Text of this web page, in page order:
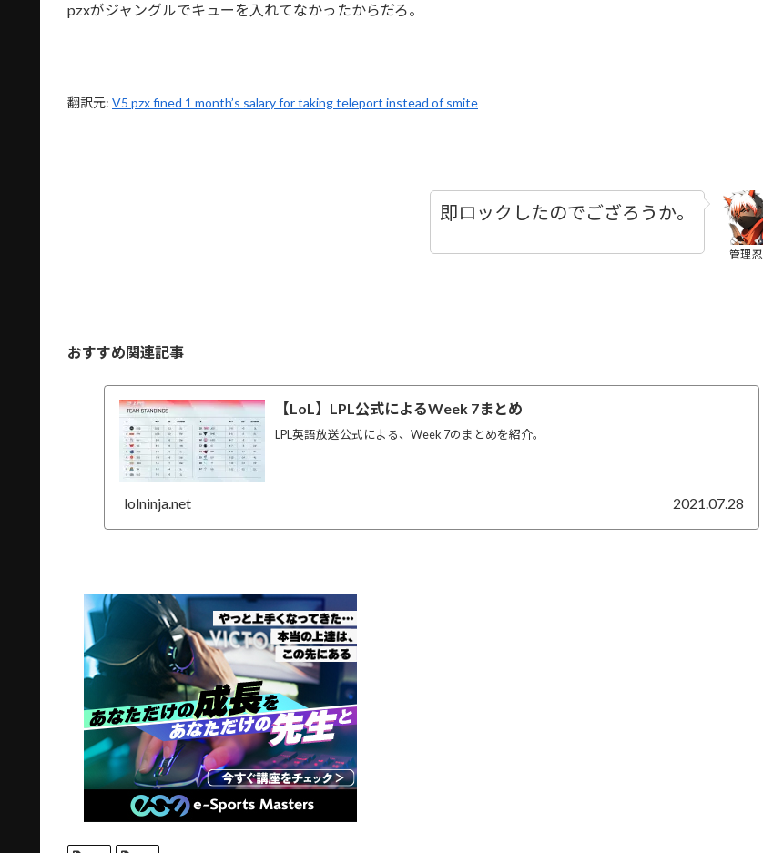
pzxがジャングルでキューを入れてなかったからだろ。
翻訳元: V5 pzx fined 1 month’s salary for taking teleport instead of smite
管理忍
即ロックしたのでござろうか。
おすすめ関連記事
【LoL】LPL公式によるWeek 7まとめ
LPL英語放送公式による、Week 7のまとめを紹介。
lolninja.net 2021.07.28